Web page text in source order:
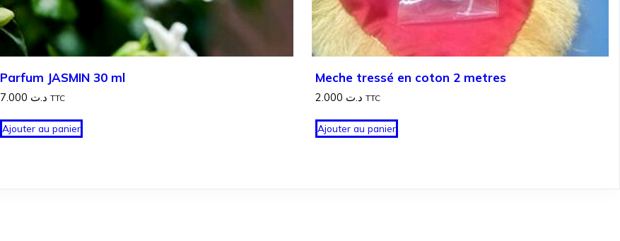
Parfum JASMIN 30 ml
د.ت TTC
Ajouter au panier
Meche tressé en coton 2 metres
د.ت TTC
Ajouter au panier